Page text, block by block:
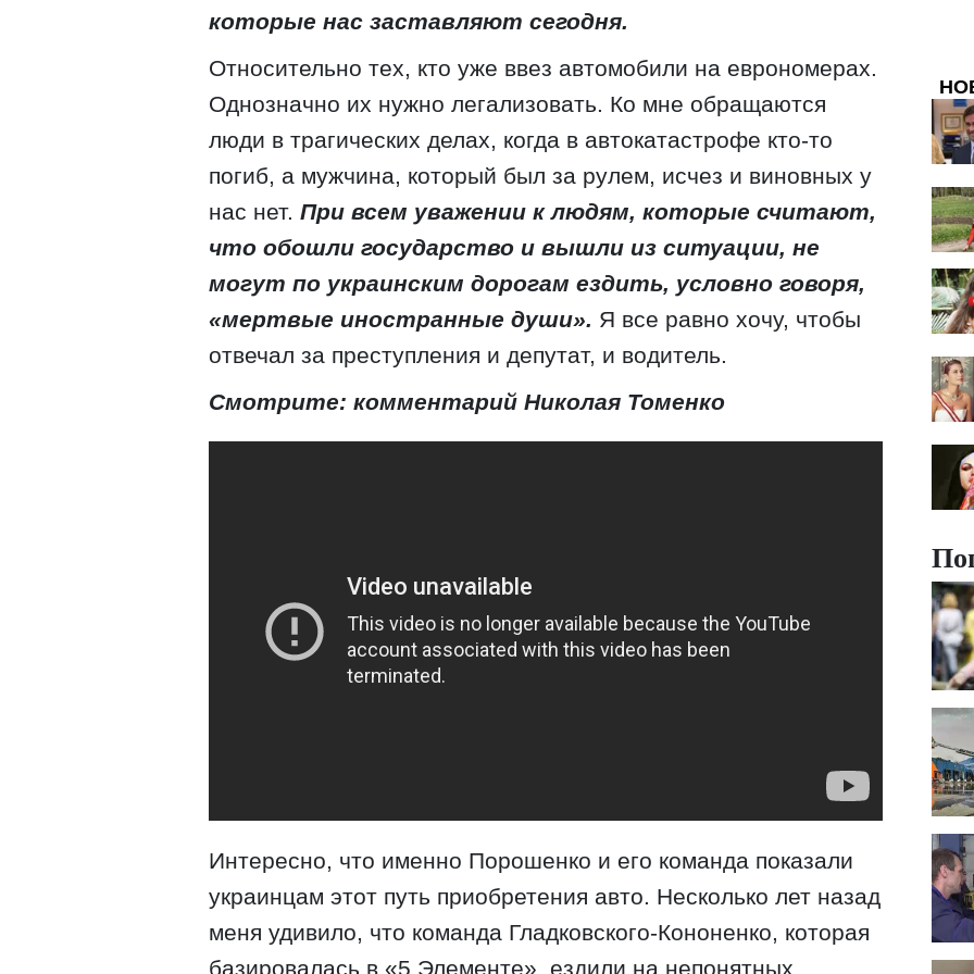
которые нас заставляют сегодня.
Относительно тех, кто уже ввез автомобили на еврономерах.
Однозначно их нужно легализовать. Ко мне обращаются
люди в трагических делах, когда в автокатастрофе кто-то
погиб, а мужчина, который был за рулем, исчез и виновных у
нас нет. При всем уважении к людям, которые считают,
что обошли государство и вышли из ситуации, не
могут по украинским дорогам ездить, условно говоря,
«мертвые иностранные души». Я все равно хочу, чтобы
отвечал за преступления и депутат, и водитель.
Смотрите: комментарий Николая Томенко
Интересно, что именно Порошенко и его команда показали
украинцам этот путь приобретения авто. Несколько лет назад
меня удивило, что команда Гладковского-Кононенко, которая
базировалась в «5 Элементе», ездили на непонятных